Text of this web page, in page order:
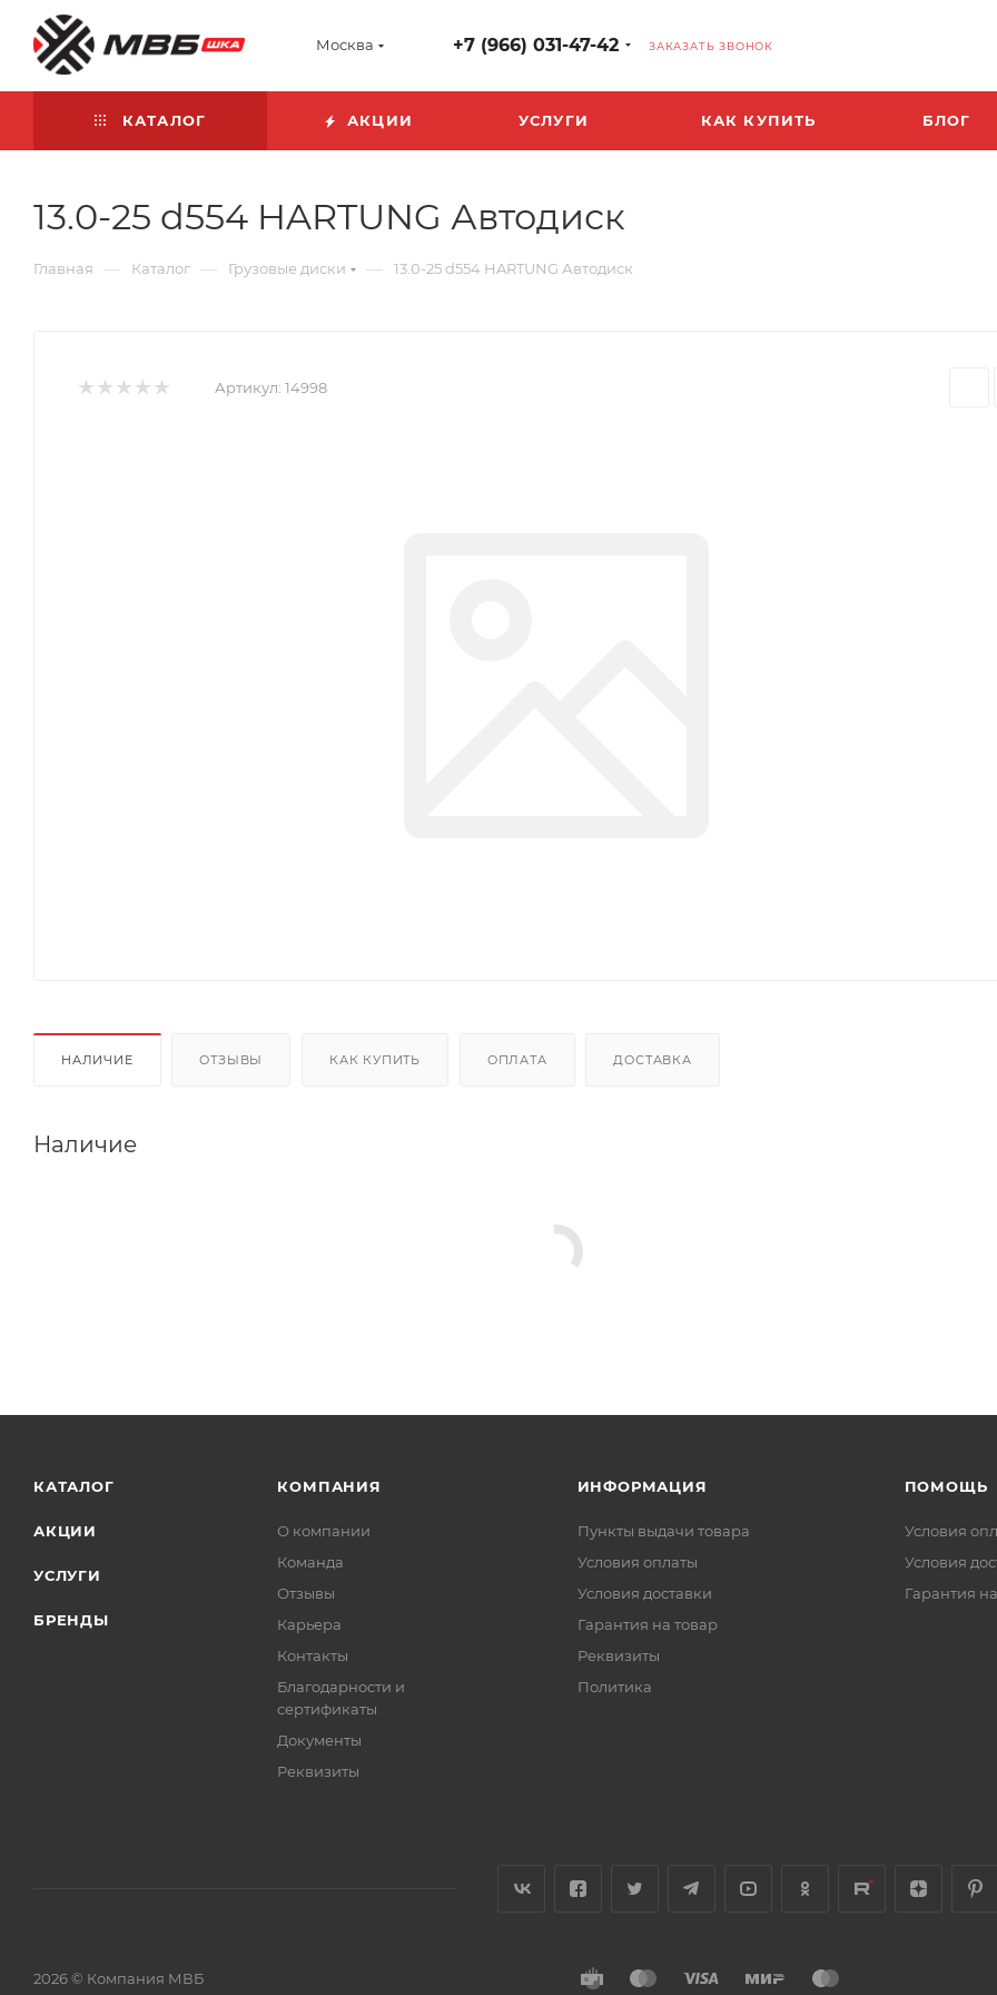
Москва +7 (966) 031-47-42 ЗАКАЗАТЬ ЗВОНОК
КАТАЛОГ АКЦИИ УСЛУГИ КАК КУПИТЬ БЛОГ
13.0-25 d554 HARTUNG Автодиск
Главная — Каталог — Грузовые диски — 13.0-25 d554 HARTUNG Автодиск
Артикул: 14998
НАЛИЧИЕ ОТЗЫВЫ КАК КУПИТЬ ОПЛАТА ДОСТАВКА
Наличие
КАТАЛОГ
АКЦИИ
УСЛУГИ
БРЕНДЫ
КОМПАНИЯ
О компании
Команда
Отзывы
Карьера
Контакты
Благодарности и
сертификаты
Документы
Реквизиты
ИНФОРМАЦИЯ
Пункты выдачи товара
Условия оплаты
Условия доставки
Гарантия на товар
Реквизиты
Политика
ПОМОЩЬ
Условия
Условия
Гарантия
2026 © Компания МВБ